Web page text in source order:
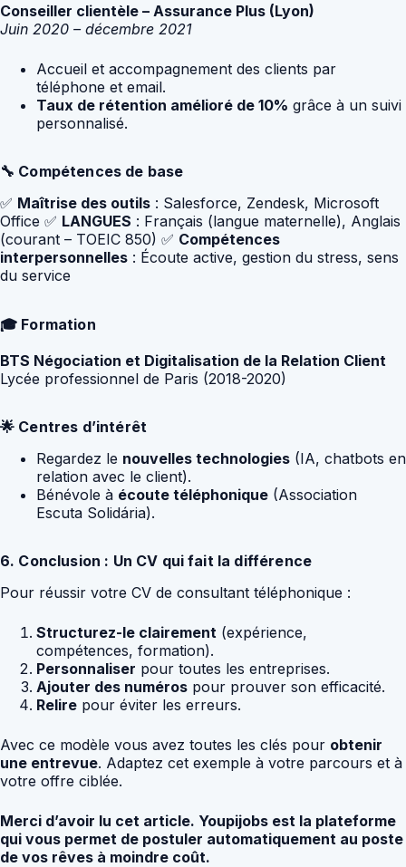
Conseiller clientèle – Assurance Plus (Lyon)
Juin 2020 – décembre 2021
Accueil et accompagnement des clients par
téléphone et email.
Taux de rétention amélioré de 10% grâce à un suivi
personnalisé.
🔧 Compétences de base
✅ Maîtrise des outils : Salesforce, Zendesk, Microsoft
Office ✅ LANGUES : Français (langue maternelle), Anglais
(courant – TOEIC 850) ✅ Compétences
interpersonnelles : Écoute active, gestion du stress, sens
du service
🎓 Formation
BTS Négociation et Digitalisation de la Relation Client
Lycée professionnel de Paris (2018-2020)
🌟 Centres d’intérêt
Regardez le nouvelles technologies (IA, chatbots en
relation avec le client).
Bénévole à écoute téléphonique (Association
Escuta Solidária).
6. Conclusion : Un CV qui fait la différence
Pour réussir votre CV de consultant téléphonique :
Structurez-le clairement (expérience,
compétences, formation).
Personnaliser pour toutes les entreprises.
Ajouter des numéros pour prouver son efficacité.
Relire pour éviter les erreurs.
Avec ce modèle vous avez toutes les clés pour obtenir
une entrevue. Adaptez cet exemple à votre parcours et à
votre offre ciblée.
Merci d’avoir lu cet article. Youpijobs est la plateforme
qui vous permet de postuler automatiquement au poste
de vos rêves à moindre coût.